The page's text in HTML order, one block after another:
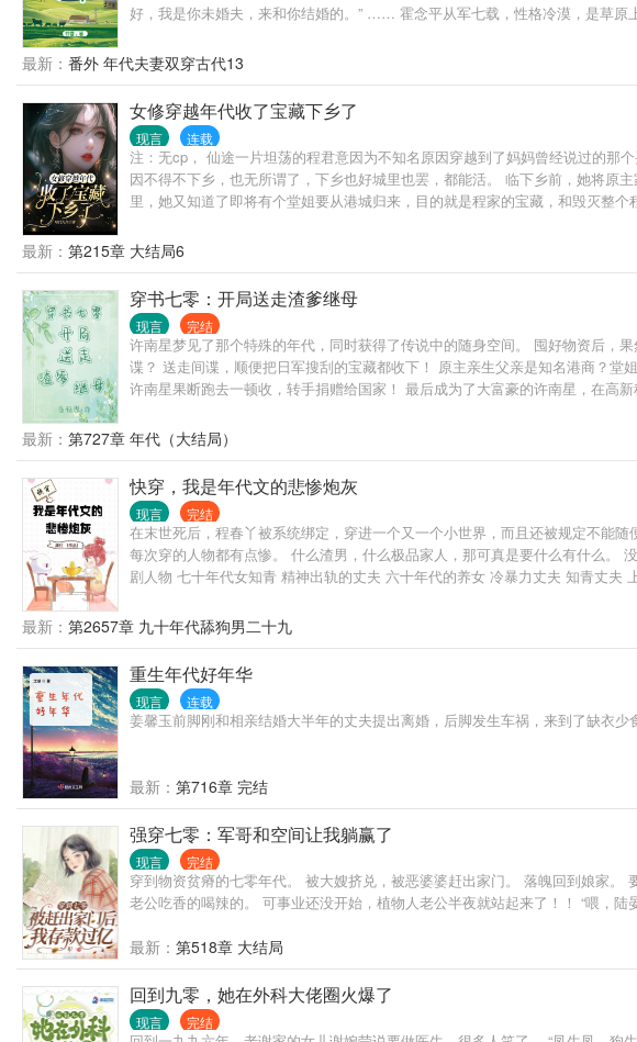
好，我是你未婚夫，来和你结婚的。” …… 霍念平从军七载，性格冷漠，是草
席！
最新： 番外 年代夫妻双穿古代13
女修穿越年代收了宝藏下乡了
现言 连载
注：无cp， 仙途一片坦荡的程君意因为不知名原因穿越到了妈妈曾经说过的那
因不得不下乡，也无所谓了，下乡也好城里也罢，都能活。 临下乡前，她将原
里，她又知道了即将有个堂姐要从港城归来，目的就是程家的宝藏，和毁灭整
最新： 第215章 大结局6
穿书七零：开局送走渣爹继母
现言 完结
许南星梦见了那个特殊的年代，同时获得了传说中的随身空间。 囤好物资后，
谍？ 送走间谍，顺便把日军搜刮的宝藏都收下！ 原主亲生父亲是知名港商？
许南星果断跑去一顿收，转手捐赠给国家！ 最后成为了大富豪的许南星，在高新
最新： 第727章 年代（大结局）
快穿，我是年代文的悲惨炮灰
现言 完结
在末世死后，程春丫被系统绑定，穿进一个又一个小世界，而且还被规定不能
每次穿的人物都有点惨。 什么渣男，什么极品家人，那可真是要什么有什么。
剧人物 七十年代女知青 精神出轨的丈夫 六十年代的养女 冷暴力丈夫 知青丈
最新： 第2657章 九十年代舔狗男二十九
重生年代好年华
现言 连载
姜馨玉前脚刚和相亲结婚大半年的丈夫提出离婚，后脚发生车祸，来到了缺衣
最新： 第716章 完结
强穿七零：军哥和空间让我躺赢了
现言 完结
穿到物资贫瘠的七零年代。 被大嫂挤兑，被恶婆婆赶出家门。 落魄回到娘家
老公吃香的喝辣的。 可事业还没开始，植物人老公半夜就站起来了！！ “喂，
最新： 第518章 大结局
回到九零，她在外科大佬圈火爆了
现言 完结